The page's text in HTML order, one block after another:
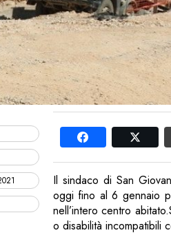
Il sindaco di San
oggi fino al 6 gennaio
nell’intero centro
o disabilità incompatibili